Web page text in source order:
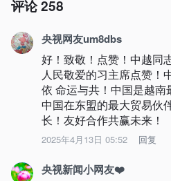
评论258
央视网友um8dbs
好！致敬！点赞！中越同
人民敬爱的习主席点赞！
依 命运与共！中国是越南
中国在东盟的最大贸易伙
长！友好合作共赢未来！
2025年4月13日 05:52 回复
央视新闻小网友❤️